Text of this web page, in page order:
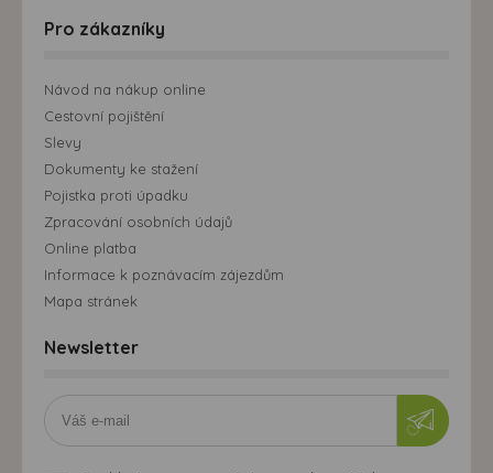
Pro zákazníky
Návod na nákup online
Cestovní pojištění
Slevy
Dokumenty ke stažení
Pojistka proti úpadku
Zpracování osobních údajů
Online platba
Informace k poznávacím zájezdům
Mapa stránek
Newsletter